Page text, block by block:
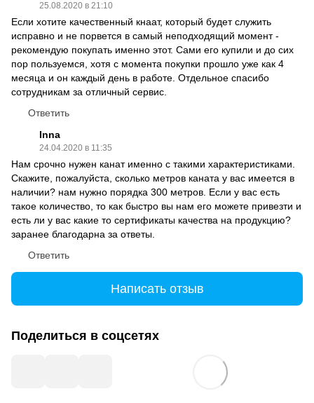
25.08.2020 в 21:10
Если хотите качественный кнаат, который будет служить
исправно и не порвется в самый неподходящий момент -
рекомендую покупать именно этот. Сами его купили и до сих
пор пользуемся, хотя с момента покупки прошло уже как 4
месяца и он каждый день в работе. Отдельное спасибо
сотрудникам за отличный сервис.
Ответить
Inna
24.04.2020 в 11:35
Нам срочно нужен канат именно с такими характеристиками.
Скажите, пожалуйста, сколько метров каната у вас имеется в
наличии? нам нужно порядка 300 метров. Если у вас есть
такое количество, то как быстро вы нам его можете привезти и
есть ли у вас какие то сертификаты качества на продукцию?
заранее благодарна за ответы.
Ответить
Написать отзыв
Поделиться в соцсетях